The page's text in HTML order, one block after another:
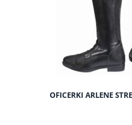
OFICERKI ARLENE